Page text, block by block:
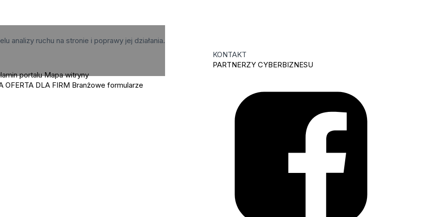
analizy ruchu na stronie i poprawy jej działania.
portalu Mapa witryny
OFERTA DLA FIRM Branżowe formularze
KONTAKT
PARTNERZY CYBERBIZNESU